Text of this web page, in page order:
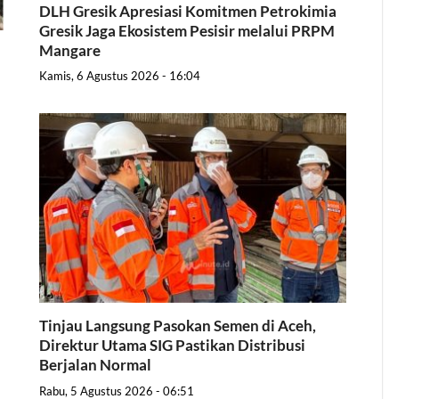
DLH Gresik Apresiasi Komitmen Petrokimia
Gresik Jaga Ekosistem Pesisir melalui PRPM
Mangare
Kamis, 6 Agustus 2026 - 16:04
Tinjau Langsung Pasokan Semen di Aceh,
Direktur Utama SIG Pastikan Distribusi
Berjalan Normal
Rabu, 5 Agustus 2026 - 06:51